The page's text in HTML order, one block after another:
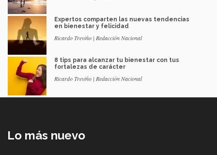
Expertos comparten las nuevas tendencias
en bienestar y felicidad
Ricardo Treviño | Redacción Nacional
8 tips para alcanzar tu bienestar con tus
fortalezas de carácter
Ricardo Treviño | Redacción Nacional
Lo más nuevo